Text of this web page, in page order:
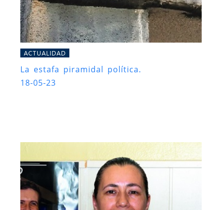
ACTUALIDAD
La estafa piramidal política.
18-05-23